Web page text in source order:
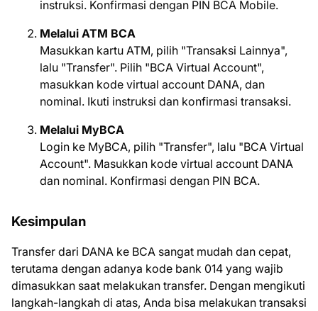
instruksi. Konfirmasi dengan PIN BCA Mobile.
Melalui ATM BCA
Masukkan kartu ATM, pilih "Transaksi Lainnya",
lalu "Transfer". Pilih "BCA Virtual Account",
masukkan kode virtual account DANA, dan
nominal. Ikuti instruksi dan konfirmasi transaksi.
Melalui MyBCA
Login ke MyBCA, pilih "Transfer", lalu "BCA Virtual
Account". Masukkan kode virtual account DANA
dan nominal. Konfirmasi dengan PIN BCA.
Kesimpulan
Transfer dari DANA ke BCA sangat mudah dan cepat,
terutama dengan adanya kode bank 014 yang wajib
dimasukkan saat melakukan transfer. Dengan mengikuti
langkah-langkah di atas, Anda bisa melakukan transaksi